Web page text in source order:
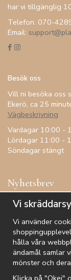
har vi tillgänglig
Telefon: 070-
Email:
Besök oss
Vill ni besöka oss
Ekerö, ca 25
Vägbeskrivning
Vardagar 10:00 -
Lördagar 11:00 -
Söndagar stängt
Nyhetsbrev
Få inspiration,
De uppgifter du matar in
Vi
Vi använder
hålla våra
ändamål samlar
mönster och
Klicka på "Okej"